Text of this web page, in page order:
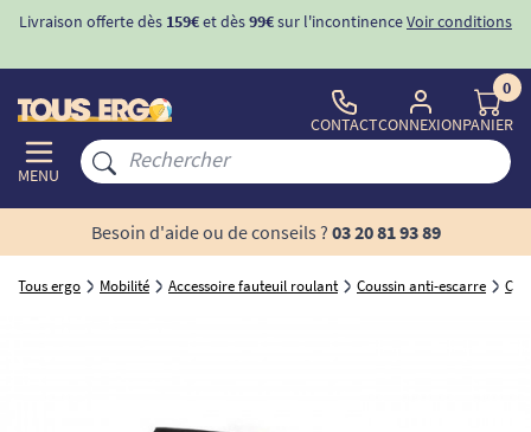
-10%avec le code "BIENVENUE" pourla 1ère commande
MENU
CONTACTCONNEXION
0
PANIER
Besoin d'aide ou de conseils ? 03 20 81 93 89
Tous ergo Mobilité Accessoire fauteuil roulant Coussin anti-escarre